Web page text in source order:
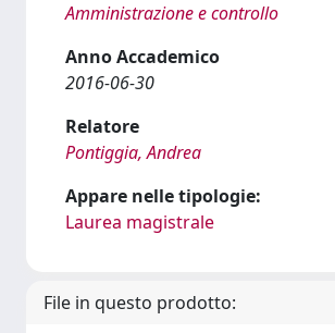
Amministrazione e controllo
Anno Accademico
2016-06-30
Relatore
Pontiggia, Andrea
Appare nelle tipologie:
Laurea magistrale
File in questo prodotto: